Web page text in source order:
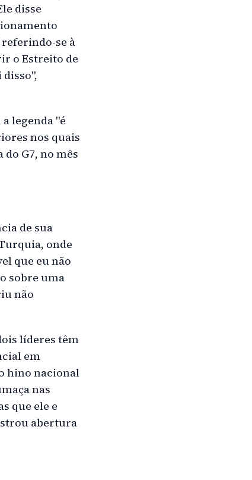
disse
se à
o Estreito de
legenda "é
nos quais
G7, no mês
de sua
onde
que eu não
sobre uma
não
líderes têm
em
hino nacional
nas
que ele e
abertura